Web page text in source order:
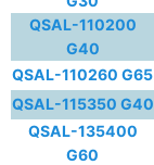
QSAL-110200
G40
QSAL-110260 G65
QSAL-115350 G40
QSAL-135400
G60